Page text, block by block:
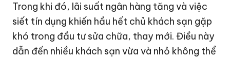
Trong khi đó, lãi suất ngân hàng tăng và việc
siết tín dụng khiến hầu hết chủ khách sạn gặp
khó trong đầu tư sửa chữa, thay mới. Điều này
dẫn đến nhiều khách sạn vừa và nhỏ không thể